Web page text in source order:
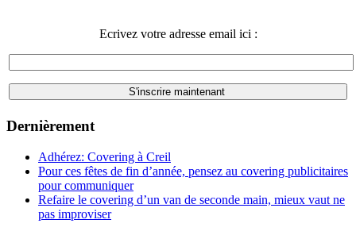
Ecrivez votre adresse email ici :
Dernièrement
Adhérez: Covering à Creil
Pour ces fêtes de fin d’année, pensez au covering publicitaires
pour communiquer
Refaire le covering d’un van de seconde main, mieux vaut ne
pas improviser